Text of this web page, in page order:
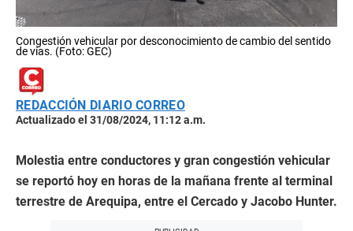
Congestión vehicular por desconocimiento de cambio del sentido
de vías. (Foto: GEC)
REDACCIÓN DIARIO CORREO
Actualizado el 31/08/2024, 11:12 a.m.
Molestia entre conductores y gran congestión vehicular
se reportó hoy en horas de la mañana frente al terminal
terrestre de Arequipa, entre el Cercado y Jacobo Hunter.